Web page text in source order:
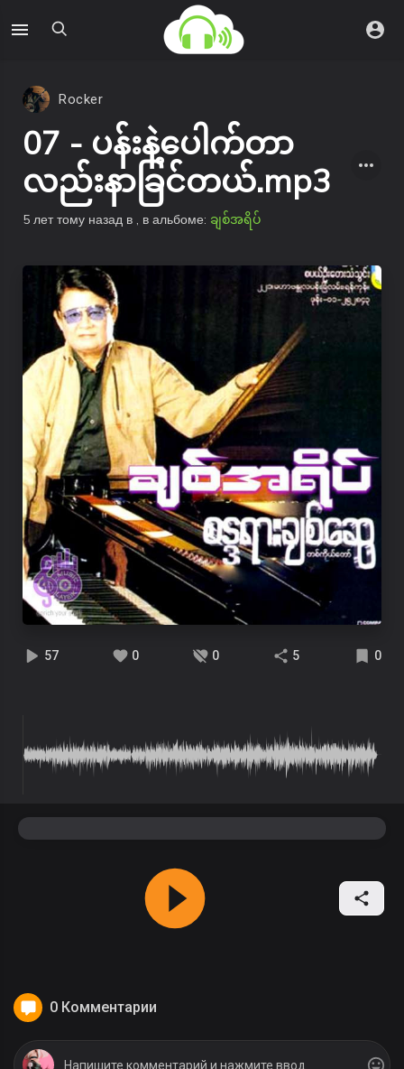
Rocker
07 - ပန်းနဲ့ပေါက်တာ
လည်းနာခြင်တယ်.mp3
5 лет тому назад в , в альбоме: ချစ်အရိပ်
57 0 0 5 0
0 Комментарии